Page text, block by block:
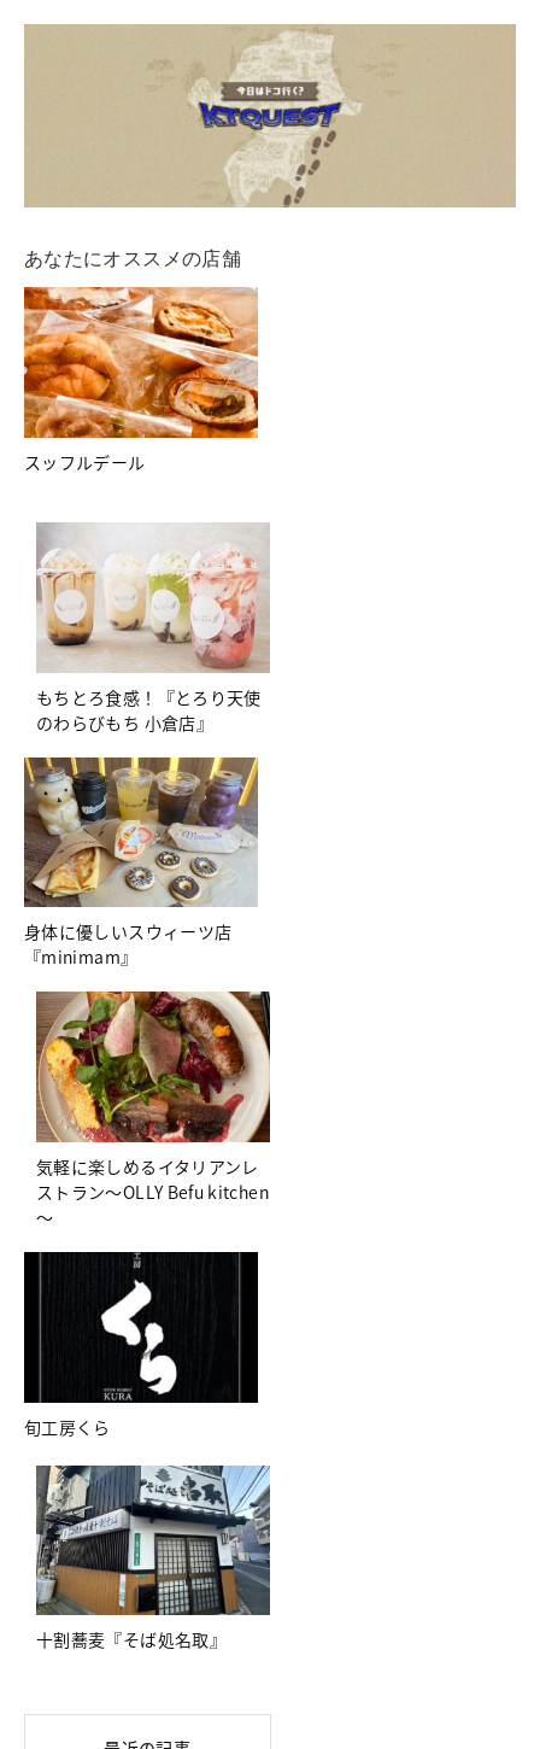
あなたにオススメの店舗
スッフルデール
もちとろ食感！『とろり天使
のわらびもち 小倉店』
身体に優しいスウィーツ店
『minimam』
気軽に楽しめるイタリアンレ
ストラン～OLLY Befu kitchen
～
旬工房くら
十割蕎麦『そば処名取』